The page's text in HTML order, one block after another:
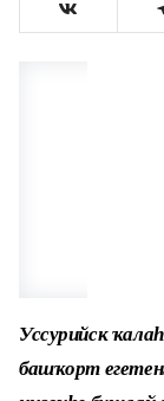
Уссурийск
башҡорт